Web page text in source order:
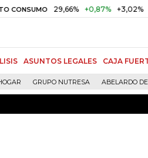
29,66% +0,87% +3,02% DTF
ASUNTOS LEGALES CAJA
GRUPO NUTRESA ABELARDO